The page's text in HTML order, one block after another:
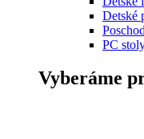
Detské
PC
Vyberáme